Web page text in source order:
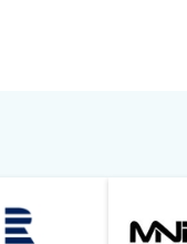
România – Bucureşti